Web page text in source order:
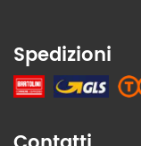
Spedizioni